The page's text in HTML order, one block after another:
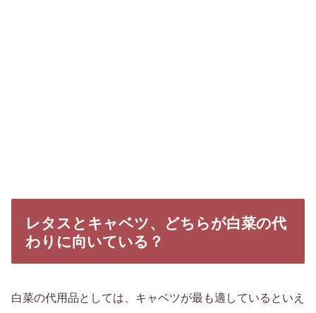
レタスとキャベツ、どちらが白菜の代
わりに向いている？
白菜の代用品としては、キャベツが最も適しているといえ